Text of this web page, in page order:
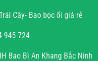
Cây- Bao bọc ổi giá rẻ
945 724
Bao Bì An Khang Bắc Ninh